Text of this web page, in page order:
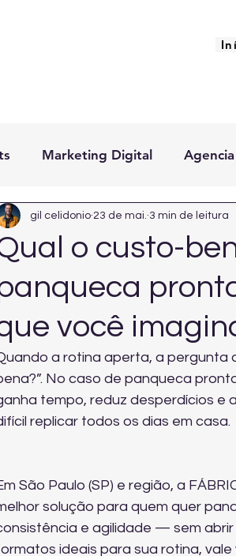
Marketing Digital
o custo-
você
gil celidonio 23 de mai. 3 min de leitura
a rotina aperta, a pergunta
No caso de panqueca
tempo, reduz desperdícios e
replicar todos os dias em casa.
São Paulo (SP) e região, a
solução para quem quer
e agilidade — sem
ideais para sua rotina, vale